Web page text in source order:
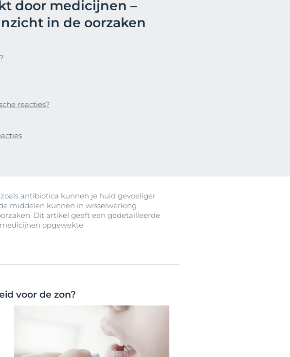
Skin
door medicijnen –
in de oorzaken
reacties?
antibiotica kunnen je huid gevoeliger
middelen kunnen in wisselwerking
Dit artikel geeft een gedetailleerde
opgewekte
voor de zon?